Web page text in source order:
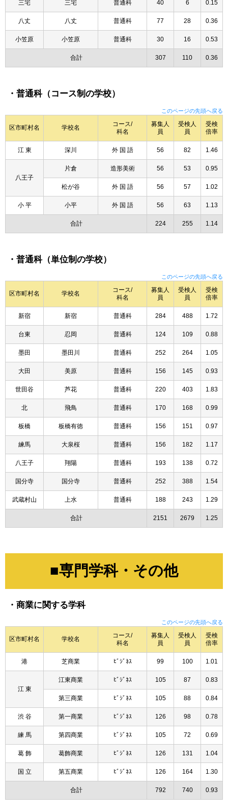
三宅 三宅 普通科 40 6 0.15
八丈 八丈 普通科 77 28 0.36
小笠原 小笠原 普通科 30 16 0.53
合計 307 110 0.36
・普通科（コース制の学校）
このページの先頭へ戻る
区市町村名 学校名
コース/
科名
募集人
員
受検人
員
受検
倍率
江 東 深川 外 国 語 56 82 1.46
八王子
片倉 造形美術 56 53 0.95
松が谷 外 国 語 56 57 1.02
小 平 小平 外 国 語 56 63 1.13
合計 224 255 1.14
・普通科（単位制の学校）
このページの先頭へ戻る
区市町村名 学校名
コース/
科名
募集人
員
受検人
員
受検
倍率
新宿 新宿 普通科 284 488 1.72
台東 忍岡 普通科 124 109 0.88
墨田 墨田川 普通科 252 264 1.05
大田 美原 普通科 156 145 0.93
世田谷 芦花 普通科 220 403 1.83
北 飛鳥 普通科 170 168 0.99
板橋 板橋有徳 普通科 156 151 0.97
練馬 大泉桜 普通科 156 182 1.17
八王子 翔陽 普通科 193 138 0.72
国分寺 国分寺 普通科 252 388 1.54
武蔵村山 上水 普通科 188 243 1.29
合計 2151 2679 1.25
■専門学科・その他
・商業に関する学科
このページの先頭へ戻る
区市町村名 学校名
コース/
科名
募集人
員
受検人
員
受検
倍率
港 芝商業 ﾋﾞｼﾞﾈｽ 99 100 1.01
江 東
江東商業 ﾋﾞｼﾞﾈｽ 105 87 0.83
第三商業 ﾋﾞｼﾞﾈｽ 105 88 0.84
渋 谷 第一商業 ﾋﾞｼﾞﾈｽ 126 98 0.78
練 馬 第四商業 ﾋﾞｼﾞﾈｽ 105 72 0.69
葛 飾 葛飾商業 ﾋﾞｼﾞﾈｽ 126 131 1.04
国 立 第五商業 ﾋﾞｼﾞﾈｽ 126 164 1.30
合計 792 740 0.93